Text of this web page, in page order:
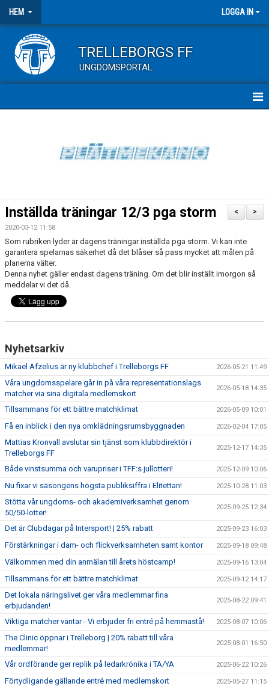
HEM LOGGA IN
TRELLEBORGS FF
UNGDOMSPORTAL
UNGDOMSMATCHER
>
<
Inställda träningar 12/3 pga storm
2020-03-12 11:58
Som rubriken lyder är dagens träningar inställda pga storm. Vi kan inte
garantera spelarnas säkerhet då det blåser så pass mycket att målen på
planerna välter.
Denna nyhet gäller endast dagens träning. Om det blir inställt imorgon så
meddelar vi det då.
Nyhetsarkiv
Mikael Afzelius är ny klubbchef i Trelleborgs FF 2026-05-21 11:49
Våra ungdomsspelare går in på våra representationslags
matcher via sina digitala medlemskort
2026-05-18 14:35
Tillsammans för ett bättre matchklimat 2026-05-09 10:01
Få en inblick i den nya omklädningsrumsbyggnaden 2026-02-04 17:05
Mattias Kronvall avslutar sin tjänst som klubbdirektör i
Trelleborgs FF
2025-12-17 14:35
Både vinstsumma och varupriser i TFF:s jullotteri! 2025-12-09 10:06
Nu fixar vi säsongens högsta publiksiffra i Elitettan! 2025-10-28 11:03
Stötta vår ungdoms- och akademiverksamhet genom
50/50-lotter!
2025-09-25 12:34
Det är Clubdagar på Intersport! | 25% rabatt 2025-09-23 16:03
Förstärkningar i dam- och flickverksamheten samt kontor 2025-09-18 09:48
Välkommen med din anmälan till årets höstcamp! 2025-09-16 13:04
Tillsammans för ett bättre matchklimat 2025-09-12 14:17
Det lokala näringslivet ger våra medlemmar fina
erbjudanden!
2025-08-22 09:41
Viktiga matcher väntar - Vi erbjuder fri entré på hemmastå! 2025-08-07 10:06
The Clinic öppnar i Trelleborg | 20% rabatt till våra
medlemmar!
2025-08-01 16:50
Vår ordförande ger replik på ledarkrönika i TA/YA 2025-06-22 10:26
Förtydligande gällande entré med medlemskort 2025-05-27 11:15